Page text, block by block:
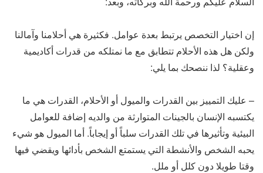
إن اختيار التخصص يرتبط بعدة عوامل. فكثيرة هي أحلامنا وآمالنا
ولكن هل هذه الأحلام تتطابق مع ما نمتلكه من قدرات أكاديمية
وعقلية؟ لذا ننصحك بما يلي:
– عليك التمييز بين القدرات والميول أو الأحلام، القدرات هي ما
يكتسبه الإنسان بالجينات المتوارثة من والديه إضافة للعوامل
البيئية وتأثيرها في تلك القدرات سلباً أو إيجاباً. أما الميول هو شيء
يحبه الشخص والأنشطة التي يستمتع الشخص بأدائها ويقضي فيها
وقتا طويلا دون كلل أو ملل.